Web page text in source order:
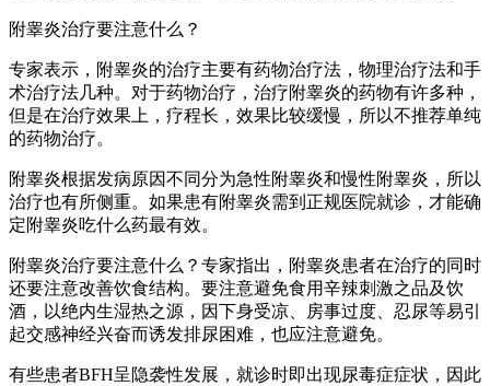
附睾炎治疗要注意什么？
专家表示，附睾炎的治疗主要有药物治疗法，物理治疗法和手
术治疗法几种。对于药物治疗，治疗附睾炎的药物有许多种，
但是在治疗效果上，疗程长，效果比较缓慢，所以不推荐单纯
的药物治疗。
附睾炎根据发病原因不同分为急性附睾炎和慢性附睾炎，所以
治疗也有所侧重。如果患有附睾炎需到正规医院就诊，才能确
定附睾炎吃什么药最有效。
附睾炎治疗要注意什么？专家指出，附睾炎患者在治疗的同时
还要注意改善饮食结构。要注意避免食用辛辣刺激之品及饮
酒，以绝内生湿热之源，因下身受凉、房事过度、忍尿等易引
起交感神经兴奋而诱发排尿困难，也应注意避免。
有些患者BFH呈隐袭性发展，就诊时即出现尿毒症症状，因此